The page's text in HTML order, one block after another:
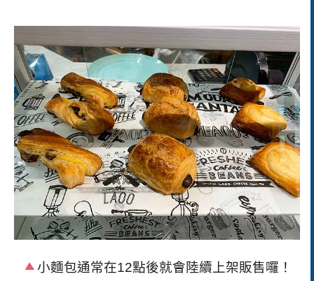
小麵包通常在12點後就會陸續上架販售囉！